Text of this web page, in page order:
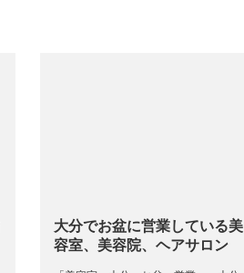
大分でお盆に営業している美
容室、美容院、ヘアサロン